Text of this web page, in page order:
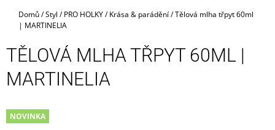
Domů/Styl / PRO HOLKY/ Krása & parádění/Tělová mlha třpyt 60ml
| MARTINELIA
TĚLOVÁ MLHA TŘPYT 60ML |
MARTINELIA
NOVINKA
O
T
Ř
E
B
U
J
E